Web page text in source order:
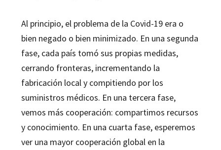
Al principio, el problema de la Covid-19 era o
bien negado o bien minimizado. En una segunda
fase, cada país tomó sus propias medidas,
cerrando fronteras, incrementando la
fabricación local y compitiendo por los
suministros médicos. En una tercera fase,
vemos más cooperación: compartimos recursos
y conocimiento. En una cuarta fase, esperemos
ver una mayor cooperación global en la